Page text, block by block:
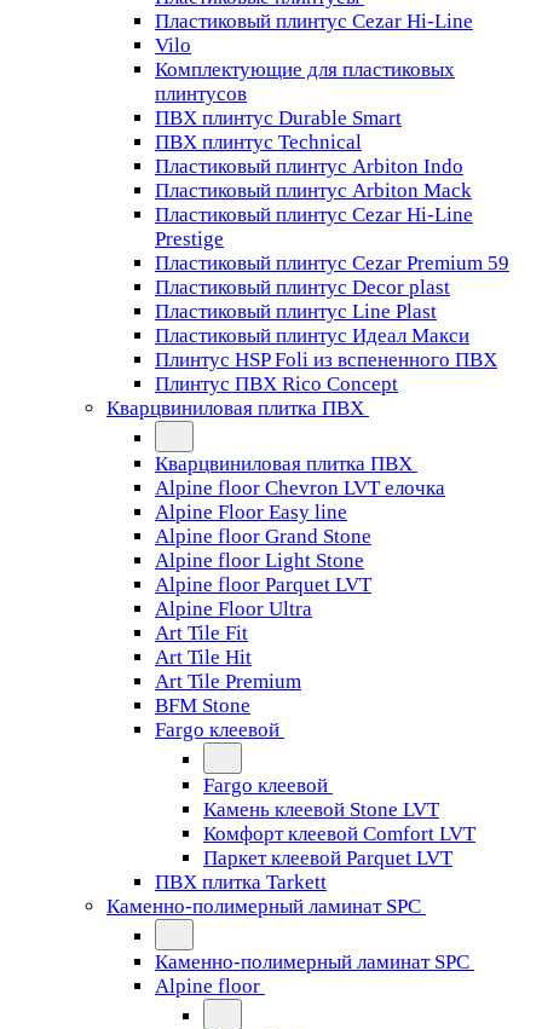
Пластиковый плинтус Cezar Hi-Line
Vilo
Комплектующие для пластиковых
плинтусов
ПВХ плинтус Durable Smart
ПВХ плинтус Technical
Пластиковый плинтус Arbiton Indo
Пластиковый плинтус Arbiton Mack
Пластиковый плинтус Cezar Hi-Line
Prestige
Пластиковый плинтус Cezar Premium 59
Пластиковый плинтус Decor plast
Пластиковый плинтус Line Plast
Пластиковый плинтус Идеал Макси
Плинтус HSP Foli из вспененного ПВХ
Плинтус ПВХ Rico Concept
Кварцвиниловая плитка ПВХ
Кварцвиниловая плитка ПВХ
Alpine floor Chevron LVT елочка
Alpine Floor Easy line
Alpine floor Grand Stone
Alpine floor Light Stone
Alpine floor Parquet LVT
Alpine Floor Ultra
Art Tile Fit
Art Tile Hit
Art Tile Premium
BFM Stone
Fargo клеевой
Fargo клеевой
Камень клеевой Stone LVT
Комфорт клеевой Comfort LVT
Паркет клеевой Parquet LVT
ПВХ плитка Tarkett
Каменно-полимерный ламинат SPC
Каменно-полимерный ламинат SPC
Alpine floor